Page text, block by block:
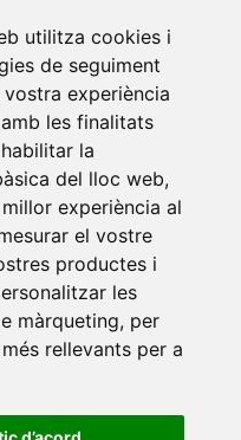
utilitza cookies i
de seguiment
experiència
les finalitats
la
del lloc web,
experiència al
el vostre
productes i
les
màrqueting, per
rellevants per a
Universitat d'Alacant
Autònoma de
•
Universitat
de Girona
•Universitat
Universitat Jaume I
Miguel Hernández